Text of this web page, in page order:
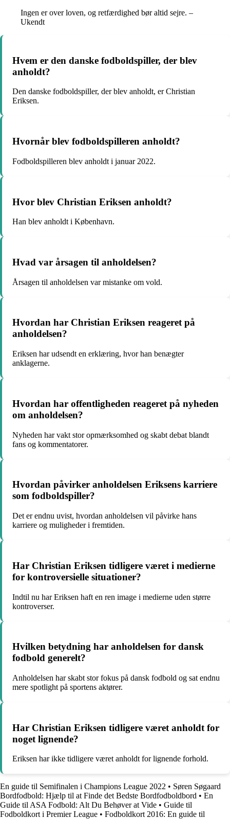
Ingen er over loven, og retfærdighed bør altid sejre. –
Ukendt
Hvem er den danske fodboldspiller, der blev
anholdt?
Den danske fodboldspiller, der blev anholdt, er Christian
Eriksen.
Hvornår blev fodboldspilleren anholdt?
Fodboldspilleren blev anholdt i januar 2022.
Hvor blev Christian Eriksen anholdt?
Han blev anholdt i København.
Hvad var årsagen til anholdelsen?
Årsagen til anholdelsen var mistanke om vold.
Hvordan har Christian Eriksen reageret på
anholdelsen?
Eriksen har udsendt en erklæring, hvor han benægter
anklagerne.
Hvordan har offentligheden reageret på nyheden
om anholdelsen?
Nyheden har vakt stor opmærksomhed og skabt debat blandt
fans og kommentatorer.
Hvordan påvirker anholdelsen Eriksens karriere
som fodboldspiller?
Det er endnu uvist, hvordan anholdelsen vil påvirke hans
karriere og muligheder i fremtiden.
Har Christian Eriksen tidligere været i medierne
for kontroversielle situationer?
Indtil nu har Eriksen haft en ren image i medierne uden større
kontroverser.
Hvilken betydning har anholdelsen for dansk
fodbold generelt?
Anholdelsen har skabt stor fokus på dansk fodbold og sat endnu
mere spotlight på sportens aktører.
Har Christian Eriksen tidligere været anholdt for
noget lignende?
Eriksen har ikke tidligere været anholdt for lignende forhold.
En guide til Semifinalen i Champions League 2022 • Søren Søgaard
Bordfodbold: Hjælp til at Finde det Bedste Bordfodboldbord • En
Guide til ASA Fodbold: Alt Du Behøver at Vide • Guide til
Fodboldkort i Premier League • Fodboldkort 2016: En guide til